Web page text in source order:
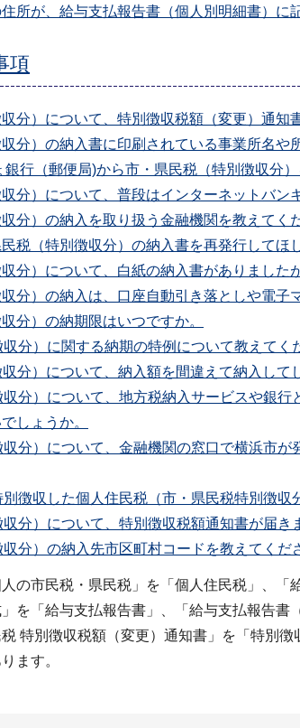
所が、給与支払報告書（個人別明細書）
項
分）について、特別徴収税額（変更）通
分）の納入書に印刷されている事業所名や
行（郵便局)から市・県民税（特別徴収分
分）について、普段はインターネットバ
分）の納入を取り扱う金融機関を教えてく
税（特別徴収分）の納入書を再発行してほ
分）について、白紙の納入書がありました
分）の納入は、口座自動引き落としや電子
分）の納期限はいつですか。
分）に関する納期の特例について教えてく
分）について、納入額を間違えて納入して
分）について、地方税納入サービスや銀
しょうか。
分）について、金融機関の窓口で横浜市
徴収した個人住民税（市・県民税特別徴
分）について、特別徴収税額通知書が届
分）の納入先市区町村コードを教えてくだ
の市民税・県民税」を「個人住民税」、
を「給与支払報告書」、「給与支払報告
特別徴収税額（変更）通知書」を「特別
ます。